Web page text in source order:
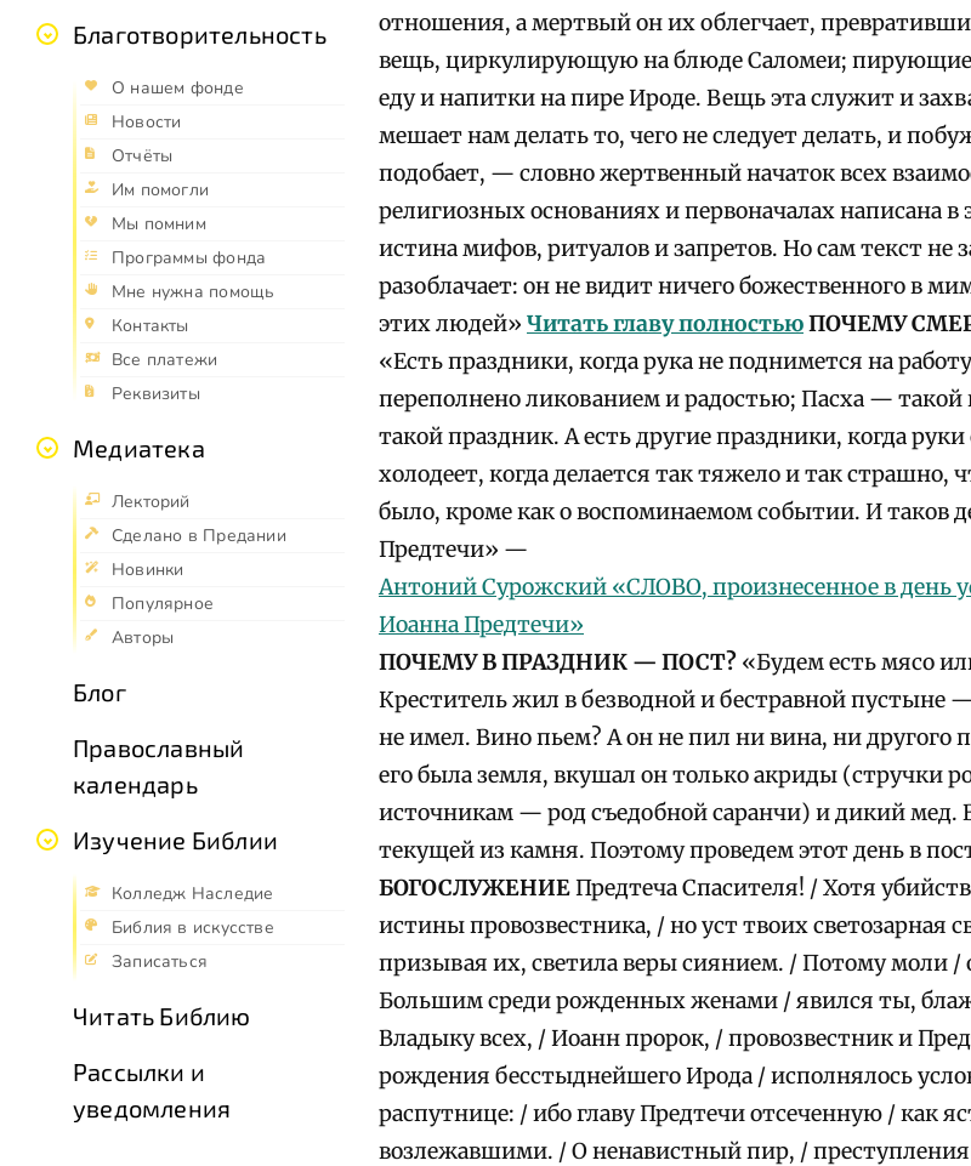
Благотворительность
О нашем фонде
Новости
Отчёты
Им помогли
Мы помним
Программы фонда
Мне нужна помощь
Контакты
Все платежи
Реквизиты
Медиатека
Лекторий
Сделано в Предании
Новинки
Популярное
Авторы
Блог
Православный
календарь
Изучение Библии
Колледж Наследие
Библия в искусстве
Записаться
Читать Библию
Рассылки и
уведомления
отношения, а мертвый он их облегчает,
вещь, циркулирующую на блюде Саломеи; пирующие
еду и напитки на пире Ироде. Вещь эта служит и
мешает нам делать то, чего не следует делать, и
подобает, — словно жертвенный начаток всех
религиозных основаниях и первоначалах написана
истина мифов, ритуалов и запретов. Но сам текст не
разоблачает: он не видит ничего божественного в
этих людей» Читать главу полностьюПОЧЕМУ
«Есть праздники, когда рука не поднимется на
переполнено ликованием и радостью; Пасха —
такой праздник. А есть другие праздники, когда
холодеет, когда делается так тяжело и так
было, кроме как о воспоминаемом событии. И таков
Предтечи» —
Антоний Сурожский «СЛОВО, произнесенное в день
Иоанна Предтечи»
ПОЧЕМУ В ПРАЗДНИК — ПОСТ? «Будем есть мясо
Креститель жил в безводной и бестравной пустыне
не имел. Вино пьем? А он не пил ни вина, ни другого
его была земля, вкушал он только акриды (стручки
источникам — род съедобной саранчи) и дикий
текущей из камня. Поэтому проведем этот день в
БОГОСЛУЖЕНИЕПредтеча Спасителя! / Хотя
истины провозвестника, / но уст твоих светозарная
призывая их, светила веры сиянием. / Потому моли
Большим среди рожденных женами / явился ты,
Владыку всех, / Иоанн пророк, / провозвестник и
рождения бесстыднейшего Ирода / исполнялось
распутнице: / ибо главу Предтечи отсеченную / как
возлежавшими. / О ненавистный пир, /